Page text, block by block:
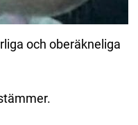
och oberäkneliga